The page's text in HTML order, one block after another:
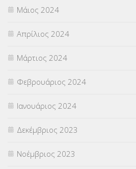
Μάιος 2024
Απρίλιος 2024
Μάρτιος 2024
Φεβρουάριος 2024
Ιανουάριος 2024
Δεκέμβριος 2023
Νοέμβριος 2023